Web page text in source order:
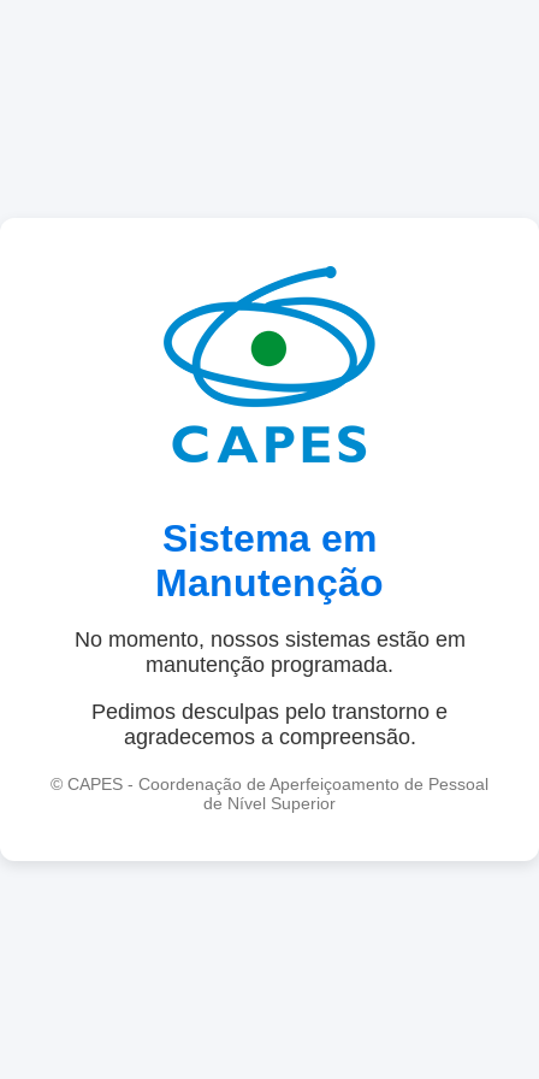
Sistema em
Manutenção
No momento, nossos sistemas estão em
manutenção programada.
Pedimos desculpas pelo transtorno e
agradecemos a compreensão.
© CAPES - Coordenação de Aperfeiçoamento de Pessoal
de Nível Superior